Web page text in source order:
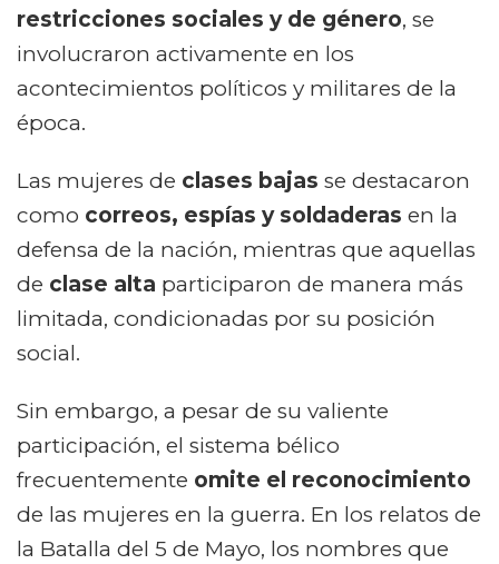
restricciones sociales y de género, se
involucraron activamente en los
acontecimientos políticos y militares de la
época.
Las mujeres de clases bajas se destacaron
como correos, espías y soldaderas en la
defensa de la nación, mientras que aquellas
de clase alta participaron de manera más
limitada, condicionadas por su posición
social.
Sin embargo, a pesar de su valiente
participación, el sistema bélico
frecuentemente omite el reconocimiento
de las mujeres en la guerra. En los relatos de
la Batalla del 5 de Mayo, los nombres que